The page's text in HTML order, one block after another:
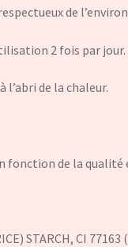
de
2 fois par jour.
l’abri de la chaleur.
de la qualité
STARCH, CI